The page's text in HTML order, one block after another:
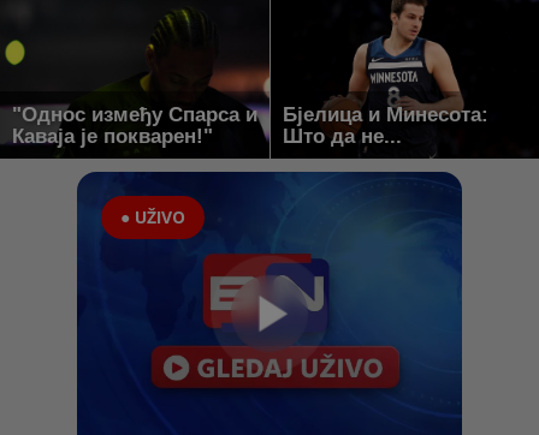
"Однос између Спарса и
Каваја је покварен!"
Бјелица и Минесота:
Што да не...
● UŽIVO